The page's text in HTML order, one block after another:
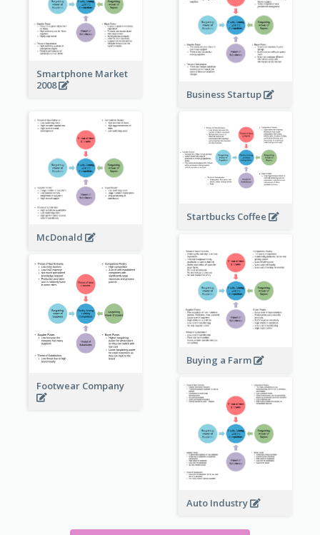
Smartphone Market
2008
Business Startup
McDonald
Startbucks Coffee
Buying a Farm
Footwear Company
Auto Industry